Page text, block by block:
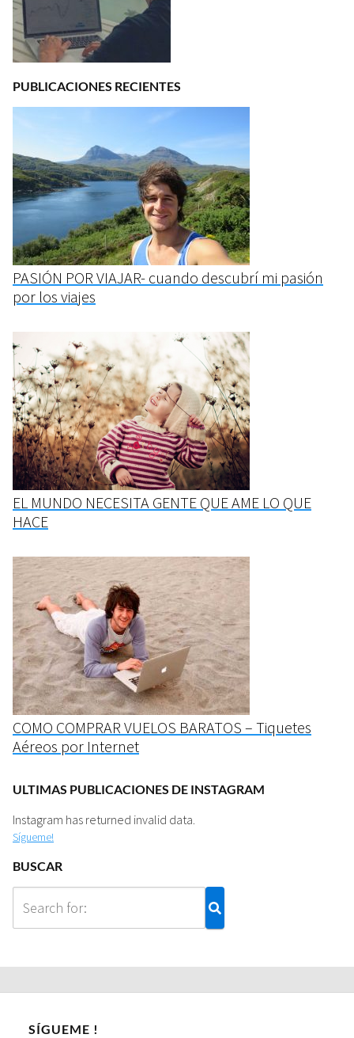
PUBLICACIONES RECIENTES
PASIÓN POR VIAJAR- cuando descubrí mi pasión
por los viajes
EL MUNDO NECESITA GENTE QUE AME LO QUE
HACE
COMO COMPRAR VUELOS BARATOS – Tiquetes
Aéreos por Internet
ULTIMAS PUBLICACIONES DE INSTAGRAM
Instagram has returned invalid data.
Sígueme!
BUSCAR
SÍGUEME !